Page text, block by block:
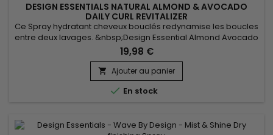
DESIGN ESSENTIALS NATURAL ALMOND & AVOCADO
DAILY CURL REVITALIZER
Ce Spray hydratant cheveux bouclés redynamise les boucles
entre deux lavages. &nbsp;Design Essential Almond Avocado
Daily Curl Revitalizer&nbsp;adoucit les cheveux, nourrit en
profondeur sans alourdir, prévient la casse et améliore la
texture et la brillance.&nbsp; Il aide également à soulager
des démangeaisons et de l’irritation du cuir chevelu. Grâce
à...
19,98 €
 Ajouter au panier
 En stock